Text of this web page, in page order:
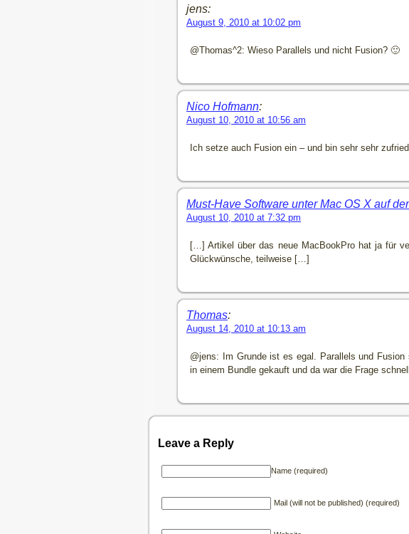
jens:
August 9, 2010 at 10:02 pm
@Thomas^2: Wieso Parallels und nicht Fusion? 🙂
Nico Hofmann:
August 10, 2010 at 10:56 am
Ich setze auch Fusion ein – und bin sehr sehr
Must-Have Software unter Mac OS X auf
August 10, 2010 at 7:32 pm
[…] Artikel über das neue MacBookPro hat ja für
Glückwünsche, teilweise […]
Thomas:
August 14, 2010 at 10:13 am
@jens: Im Grunde ist es egal. Parallels und
in einem Bundle gekauft und da war die Frage
Leave a Reply
Name (required)
Mail (will not be published) (required)